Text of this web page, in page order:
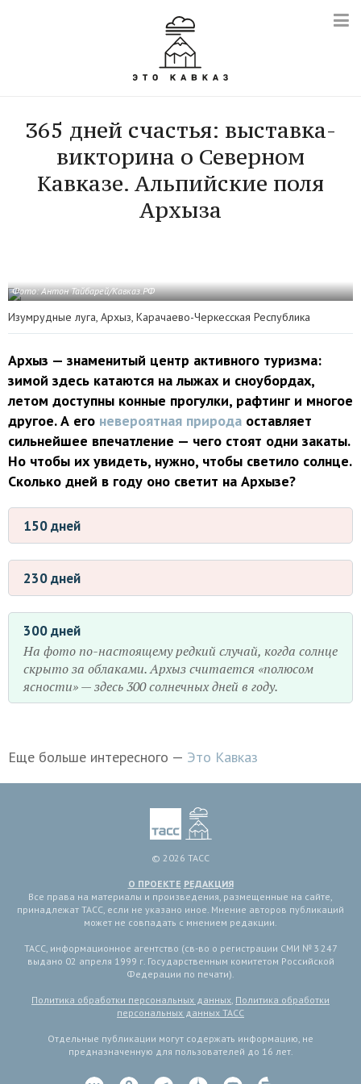
365 дней счастья: выставка-
викторина о Северном
Кавказе. Альпийские поля
Архыза
Фото: Антон Тайбарей/Кавказ.РФ
Изумрудные луга, Архыз, Карачаево-Черкесская Республика
Архыз — знаменитый центр активного туризма:
зимой здесь катаются на лыжах и сноубордах,
летом доступны конные прогулки, рафтинг и многое
другое. А его невероятная природа оставляет
сильнейшее впечатление — чего стоят одни закаты.
Но чтобы их увидеть, нужно, чтобы светило солнце.
Сколько дней в году оно светит на Архызе?
150 дней
230 дней
300 дней
На фото по-настоящему редкий случай, когда солнце
скрыто за облаками. Архыз считается «полюсом
ясности» — здесь 300 солнечных дней в году.
Еще больше интересного — Это Кавказ
© 2026 ТАСС
О ПРОЕКТЕ РЕДАКЦИЯ
Все права на материалы и произведения, размещенные на сайте,
принадлежат ТАСС, если не указано иное. Мнение авторов публикаций
может не совпадать с мнением редакции.
ТАСС, информационное агентство (св-во о регистрации СМИ № 3 247
выдано 02 апреля 1999 г. Государственным комитетом Российской
Федерации по печати).
Политика обработки персональных данных Политика обработки
персональных данных ТАСС
Отдельные публикации могут содержать информацию, не
предназначенную для пользователей до 16 лет.